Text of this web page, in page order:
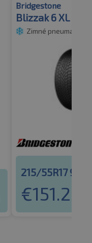
Bridgestone
Blizzak 6 XL
Zimné pneumatiky
215/55R17 98V
€151.25